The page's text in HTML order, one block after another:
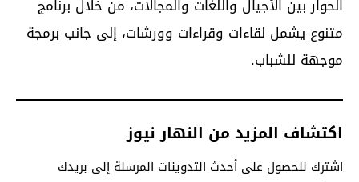
الحوار بين الأجيال واللغات والمجالات، من خلال برنامج
متنوع يشمل لقاءات وقراءات وورشات، إلى جانب برمجة
موجهة للشباب.
اكتشاف المزيد من النهار نيوز
اشترك للحصول على أحدث التدوينات المرسلة إلى بريدك